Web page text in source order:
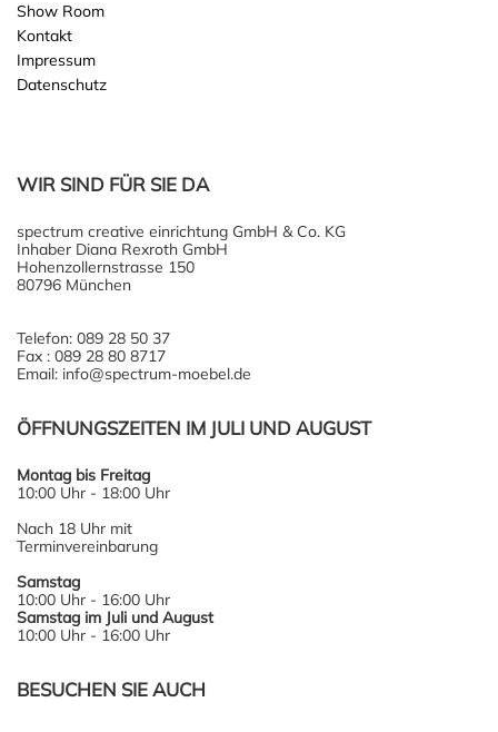
Show Room
Kontakt
Impressum
Datenschutz
WIR SIND FÜR SIE DA
spectrum creative einrichtung GmbH & Co. KG
Inhaber Diana Rexroth GmbH
Hohenzollernstrasse 150
80796 München
Telefon: 089 28 50 37
Fax : 089 28 80 8717
Email: info@spectrum-moebel.de
ÖFFNUNGSZEITEN IM JULI UND AUGUST
Montag bis Freitag
10:00 Uhr - 18:00 Uhr
Nach 18 Uhr mit
Terminvereinbarung
Samstag
10:00 Uhr - 16:00 Uhr
Samstag im Juli und August
10:00 Uhr - 16:00 Uhr
BESUCHEN SIE AUCH